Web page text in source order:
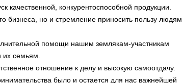
качественной, конкурентоспособной продукции.
бизнеса, но и стремление приносить пользу людям
помощи нашим землякам-участникам
их семьям.
отношение к делу и высокую самоотдачу.
было и остается для нас важнейшей